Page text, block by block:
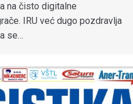
na čisto digitalne
IRU već dugo pozdravlja
se…